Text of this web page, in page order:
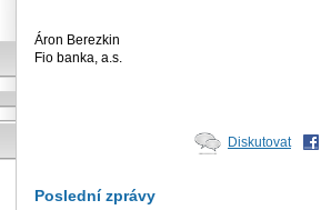
Áron Berezkin
Fio banka, a.s.
Diskutovat
Poslední zprávy